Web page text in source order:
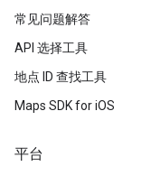
常见问题解答
API 选择工具
地点 ID 查找工具
Maps SDK for iOS
平台